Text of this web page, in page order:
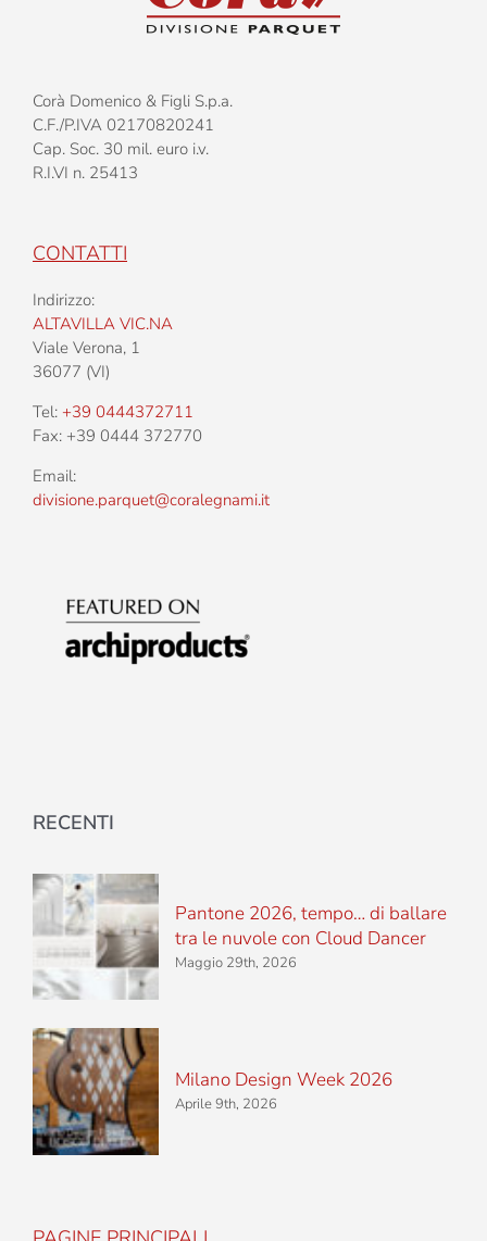
Corà Domenico & Figli S.p.a.
C.F./P.IVA 02170820241
Cap. Soc. 30 mil. euro i.v.
R.I.VI n. 25413
CONTATTI
Indirizzo:
ALTAVILLA VIC.NA
Viale Verona, 1
36077 (VI)
Tel: +39 0444372711
Fax: +39 0444 372770
Email:
divisione.parquet@coralegnami.it
RECENTI
Pantone 2026, tempo… di ballare
tra le nuvole con Cloud Dancer
Maggio 29th, 2026
Milano Design Week 2026
Aprile 9th, 2026